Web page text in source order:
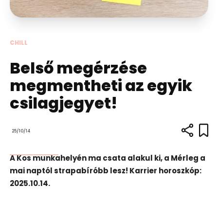
CHILL
Belső megérzése
megmentheti az egyik
csilagjegyet!
25/10/14
A Kos munkahelyén ma csata alakul ki, a Mérleg a
mai naptól strapabíróbb lesz! Karrier horoszkóp:
2025.10.14.